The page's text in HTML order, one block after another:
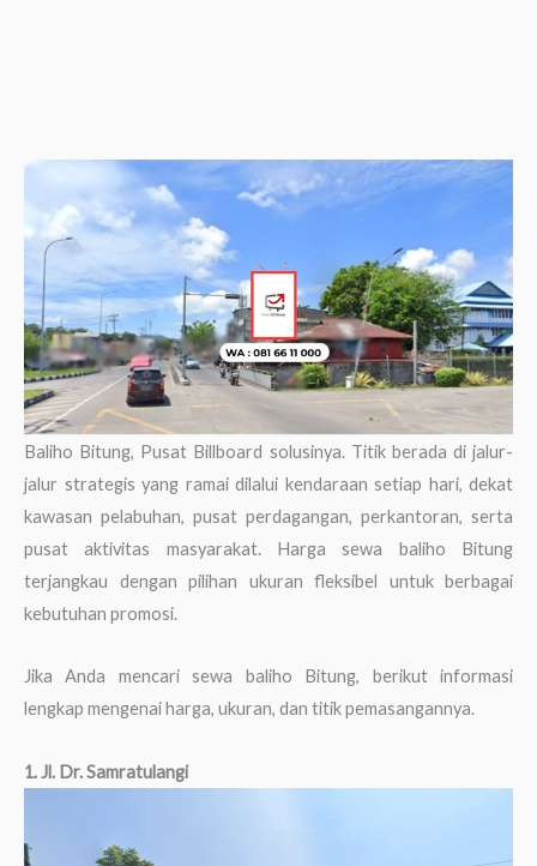
Baliho Bitung, Pusat Billboard solusinya. Titik berada di jalur-
jalur strategis yang ramai dilalui kendaraan setiap hari, dekat
kawasan pelabuhan, pusat perdagangan, perkantoran, serta
pusat aktivitas masyarakat. Harga sewa baliho Bitung
terjangkau dengan pilihan ukuran fleksibel untuk berbagai
kebutuhan promosi.
Jika Anda mencari sewa baliho Bitung, berikut informasi
lengkap mengenai harga, ukuran, dan titik pemasangannya.
1. Jl. Dr. Samratulangi